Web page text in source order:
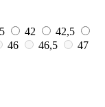
42
42,5
46 46,5
47